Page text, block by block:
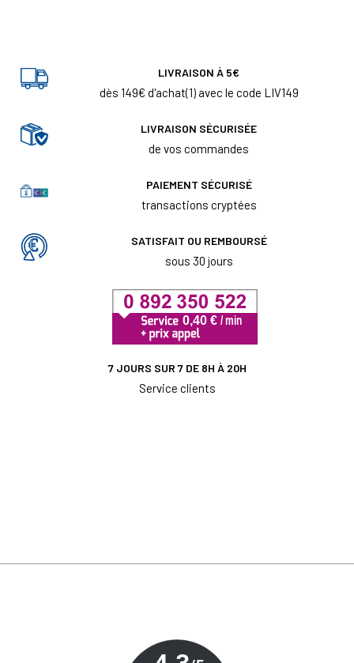
LIVRAISON À 5€
dès 149€ d'achat(1) avec le code LIV149
LIVRAISON SÉCURISÉE
de vos commandes
PAIEMENT SÉCURISÉ
transactions cryptées
SATISFAIT OU REMBOURSÉ
sous 30 jours
7 JOURS SUR 7 DE 8H À 20H
Service clients